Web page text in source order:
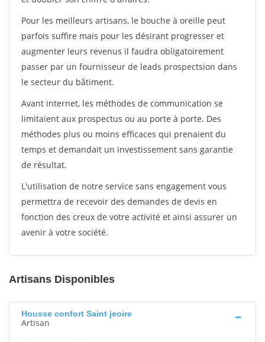
Pour les meilleurs artisans, le bouche à oreille peut
parfois suffire mais pour les désirant progresser et
augmenter leurs revenus il faudra obligatoirement
passer par un fournisseur de leads prospectsion dans
le secteur du bâtiment.
Avant internet, les méthodes de communication se
limitaient aux prospectus ou au porte à porte. Des
méthodes plus ou moins efficaces qui prenaient du
temps et demandait un investissement sans garantie
de résultat.
L'utilisation de notre service sans engagement vous
permettra de recevoir des demandes de devis en
fonction des creux de votre activité et ainsi assurer un
avenir à votre société.
Artisans Disponibles
Housse confort Saint jeoire
Artisan